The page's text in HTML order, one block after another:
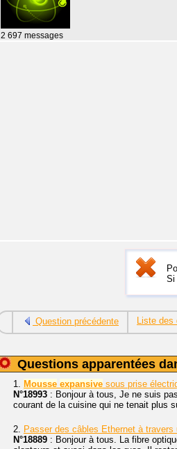
2 697 messages
Si
Question précédente Liste des
Questions apparentées
1. Mousse expansive sous prise
N°18993 : Bonjour à tous, Je ne suis
courant de la cuisine qui ne tenait plus
2. Passer des câbles Ethernet à travers
N°18889 : Bonjour à tous. La fibre